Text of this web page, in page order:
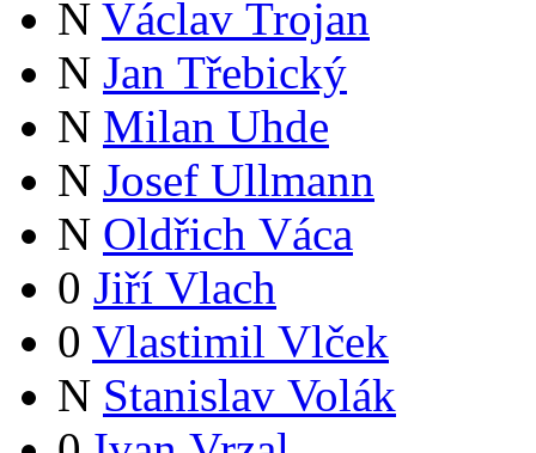
N Václav Trojan
N Jan Třebický
N Milan Uhde
N Josef Ullmann
N Oldřich Váca
0 Jiří Vlach
0 Vlastimil Vlček
N Stanislav Volák